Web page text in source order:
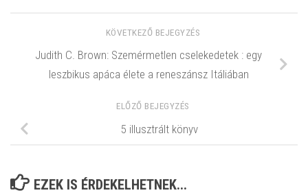
KÖVETKEZŐ BEJEGYZÉS
Judith C. Brown: Szemérmetlen cselekedetek : egy
leszbikus apáca élete a reneszánsz Itáliában
ELŐZŐ BEJEGYZÉS
5 illusztrált könyv
EZEK IS ÉRDEKELHETNEK...